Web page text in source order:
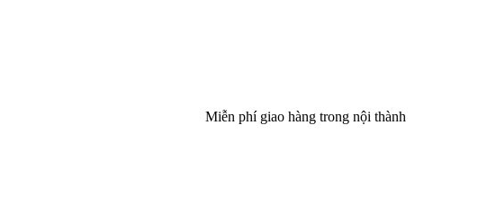
Miễn phí giao hàng trong nội thành